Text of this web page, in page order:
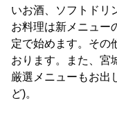
いお酒、ソフトドリ
お料理は新メニュー
定で始めます。その
おります。また、宮
厳選メニューもお出
ど)。